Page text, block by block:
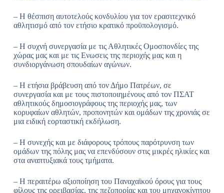
– Η θέσπιση αυτοτελούς κονδυλίου για τον ερασιτεχνικό
αθλητισμό από τον ετήσιο κρατικό προϋπολογισμό.
– Η συχνή συνεργασία με τις Αθλητικές Ομοσπονδίες της
χώρας μας και με τις Ενωσεις της περιοχής μας και η
συνδιοργάνωση σπουδαίων αγώνων.
– Η ετήσια βράβευση από τον Δήμο Πατρέων, σε
συνεργασία και με τους πιστοποιημένους από τον ΠΣΑΤ
αθλητικούς δημοσιογράφους της περιοχής μας, των
κορυφαίων αθλητών, προπονητών και ομάδων της χρονιάς σε
μια ειδική εορταστική εκδήλωση.
– Η συνεχής και με διάφορους τρόπους παρότρυνση των
ομάδων της πόλης μας να επενδύσουν στις μικρές ηλικίες και
στα αναπτυξιακά τους τμήματα.
– Η περαιτέρω αξιοποίηση του Παναχαϊκού όρους για τους
φίλους της ορειβασίας, της πεζοπορίας και του μηχανοκίνητου